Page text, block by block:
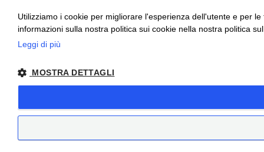
Utilizziamo i cookie per migliorare l'esperienza dell'utente e per
informazioni sulla nostra politica sui cookie nella nostra politica
Leggi di più
MOSTRA DETTAGLI